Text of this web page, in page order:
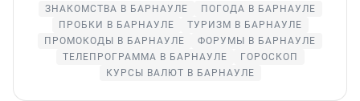
ЗНАКОМСТВА В БАРНАУЛЕ
ПОГОДА В БАРНАУЛЕ
ПРОБКИ В БАРНАУЛЕ
ТУРИЗМ В БАРНАУЛЕ
ПРОМОКОДЫ В БАРНАУЛЕ
ФОРУМЫ В БАРНАУЛЕ
ТЕЛЕПРОГРАММА В БАРНАУЛЕ
ГОРОСКОП
КУРСЫ ВАЛЮТ В БАРНАУЛЕ